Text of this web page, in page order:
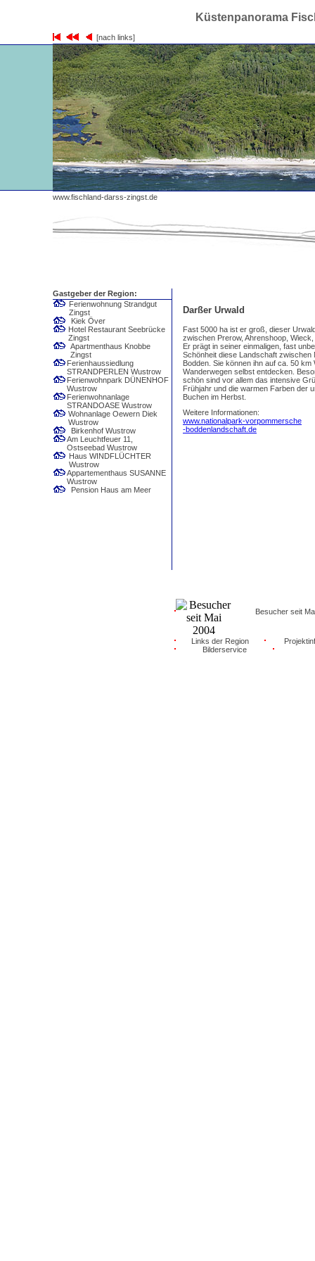
Küstenpanorama
[nach links]
www.fischland-darss-zingst.de
Gastgeber der Region:
Ferienwohnung Strandgut
Zingst
Kiek Över
Hotel Restaurant Seebrücke
Zingst
Apartmenthaus Knobbe
Zingst
Ferienhaussiedlung
STRANDPERLEN Wustrow
Ferienwohnpark DÜNENHOF
Wustrow
Ferienwohnanlage
STRANDOASE Wustrow
Wohnanlage Oewern Diek
Wustrow
Birkenhof Wustrow
Am Leuchtfeuer 11,
Ostseebad Wustrow
Haus WINDFLÜCHTER
Wustrow
Appartementhaus SUSANNE
Wustrow
Pension Haus am Meer
Darßer Urwald
Fast 5000 ha ist er groß, dieser
zwischen Prerow, Ahrenshoop,
Er prägt in seiner einmaligen, fast
Schönheit diese Landschaft zwischen
Bodden. Sie können ihn auf ca. 50 km
Wanderwegen selbst entdecken.
schön sind vor allem das intensive
Frühjahr und die warmen Farben der
Buchen im Herbst.
Weitere Informationen:
www.nationalpark-vorpommersche
-boddenlandschaft.de
Besucher seit
Links der Region
Bilderservice